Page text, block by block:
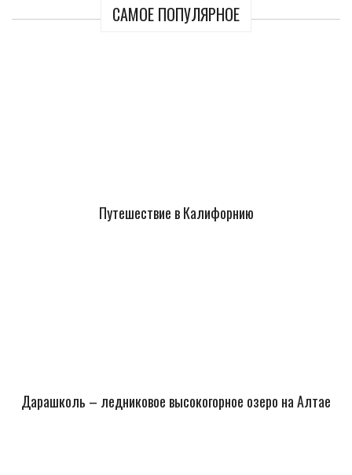
САМОЕ ПОПУЛЯРНОЕ
Путешествие в Калифорнию
Дарашколь – ледниковое высокогорное озеро на Алтае